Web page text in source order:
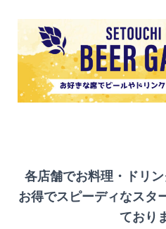
各店舗でお料理・ドリン
お得でスピーディなスタ
ており